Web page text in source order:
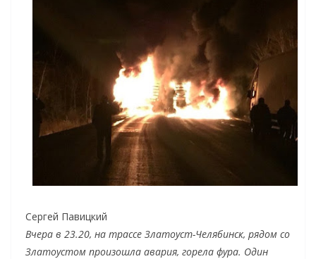
Сергей Павицкий
Вчера в 23.20, на трассе Златоуст-Челябинск, рядом со
Златоустом произошла авария, горела фура. Один